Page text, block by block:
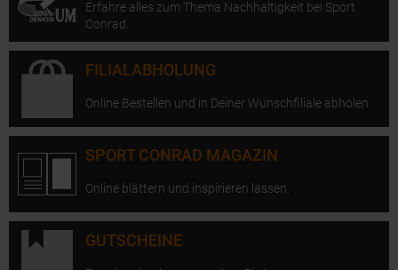
Erfahre alles zum Thema Nachhaltigkeit bei Sport
Conrad.
FILIALABHOLUNG
Online Bestellen und in Deiner Wunschfiliale abholen.
SPORT CONRAD MAGAZIN
Online blättern und inspirieren lassen.
GUTSCHEINE